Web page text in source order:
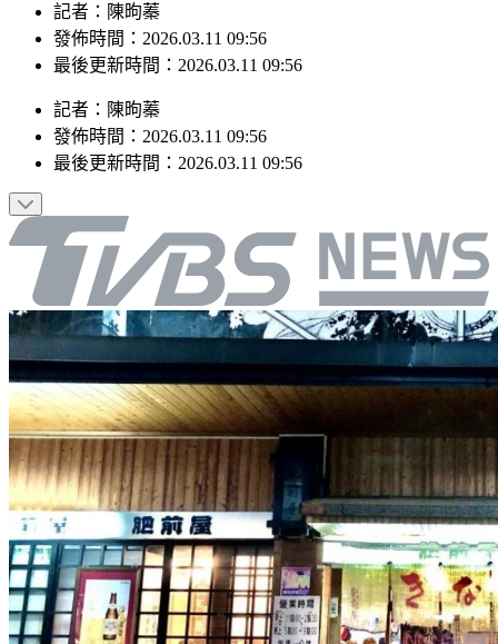
記者：陳昫蓁
發佈時間：2026.03.11 09:56
最後更新時間：2026.03.11 09:56
記者 ： 陳昫蓁
發佈時間： 2026.03.11 09:56
最後更新時間： 2026.03.11 09:56